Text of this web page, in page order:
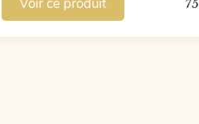
Voir ce produit 75